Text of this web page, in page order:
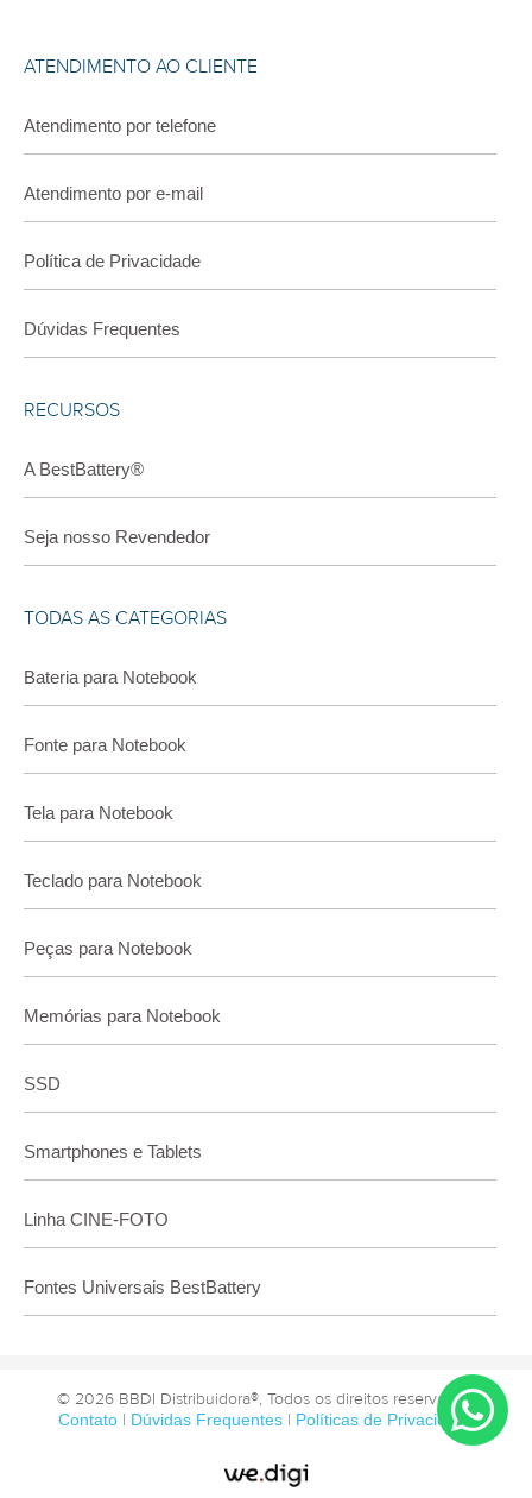
ATENDIMENTO AO CLIENTE
Atendimento por telefone
Atendimento por e-mail
Política de Privacidade
Dúvidas Frequentes
RECURSOS
A BestBattery®
Seja nosso Revendedor
TODAS AS CATEGORIAS
Bateria para Notebook
Fonte para Notebook
Tela para Notebook
Teclado para Notebook
Peças para Notebook
Memórias para Notebook
SSD
Smartphones e Tablets
Linha CINE-FOTO
Fontes Universais BestBattery
© 2026 BBDI Distribuidora®, Todos os direitos reservados.
Contato | Dúvidas Frequentes | Políticas de Privacidade